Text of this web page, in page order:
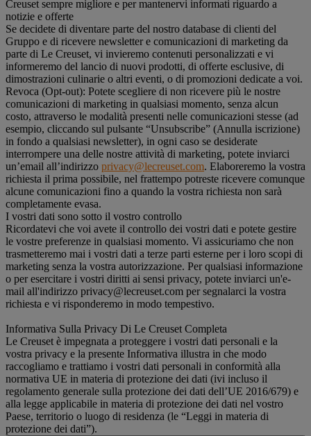
Creuset sempre migliore e per mantenervi informati riguardo a
notizie e offerte
Se decidete di diventare parte del nostro database di clienti del
Gruppo e di ricevere newsletter e comunicazioni di marketing da
parte di Le Creuset, vi invieremo contenuti personalizzati e vi
informeremo del lancio di nuovi prodotti, di offerte esclusive, di
dimostrazioni culinarie o altri eventi, o di promozioni dedicate a voi.
Revoca (Opt-out): Potete scegliere di non ricevere più le nostre
comunicazioni di marketing in qualsiasi momento, senza alcun
costo, attraverso le modalità presenti nelle comunicazioni stesse (ad
esempio, cliccando sul pulsante “Unsubscribe” (Annulla iscrizione)
in fondo a qualsiasi newsletter), in ogni caso se desiderate
interrompere una delle nostre attività di marketing, potete inviarci
un’email all’indirizzo privacy@lecreuset.com. Elaboreremo la vostra
richiesta il prima possibile, nel frattempo potreste ricevere comunque
alcune comunicazioni fino a quando la vostra richiesta non sarà
completamente evasa.
I vostri dati sono sotto il vostro controllo
Ricordatevi che voi avete il controllo dei vostri dati e potete gestire
le vostre preferenze in qualsiasi momento. Vi assicuriamo che non
trasmetteremo mai i vostri dati a terze parti esterne per i loro scopi di
marketing senza la vostra autorizzazione. Per qualsiasi informazione
o per esercitare i vostri diritti ai sensi privacy, potete inviarci un'e-
mail all'indirizzo privacy@lecreuset.com per segnalarci la vostra
richiesta e vi risponderemo in modo tempestivo.
Informativa Sulla Privacy Di Le Creuset Completa
Le Creuset è impegnata a proteggere i vostri dati personali e la
vostra privacy e la presente Informativa illustra in che modo
raccogliamo e trattiamo i vostri dati personali in conformità alla
normativa UE in materia di protezione dei dati (ivi incluso il
regolamento generale sulla protezione dei dati dell’UE 2016/679) e
alla legge applicabile in materia di protezione dei dati nel vostro
Paese, territorio o luogo di residenza (le “Leggi in materia di
protezione dei dati”).